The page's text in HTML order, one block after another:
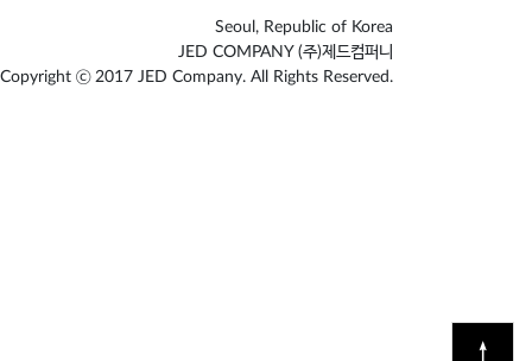
Seoul, Republic of Korea
JED COMPANY (주)제드컴퍼니
Copyright ⓒ 2017 JED Company. All Rights Reserved.
↑